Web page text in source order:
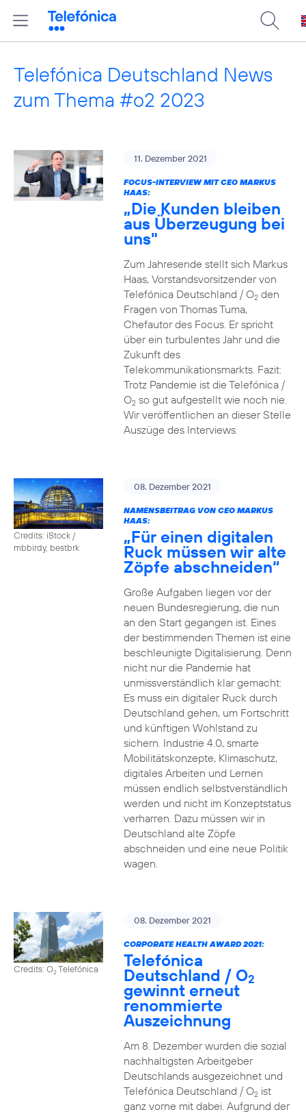
Telefónica Deutschland News
zum Thema #o2 2023
11. Dezember 2021
FOCUS-INTERVIEW MIT CEO MARKUS
HAAS:
„Die Kunden bleiben
aus Überzeugung bei
uns"
Zum Jahresende stellt sich Markus
Haas, Vorstandsvorsitzender von
Telefónica Deutschland / O2den
Fragen von Thomas Tuma,
Chefautor des Focus. Er spricht
über ein turbulentes Jahr und die
Zukunft des
Telekommunikationsmarkts. Fazit:
Trotz Pandemie ist die Telefónica /
O2so gut aufgestellt wie noch nie.
Wir veröffentlichen an dieser Stelle
Auszüge des Interviews.
Credits: iStock /
mbbirdy, bestbrk
08. Dezember 2021
NAMENSBEITRAG VON CEO MARKUS
HAAS:
„Für einen digitalen
Ruck müssen wir alte
Zöpfe abschneiden“
Große Aufgaben liegen vor der
neuen Bundesregierung, die nun
an den Start gegangen ist. Eines
der bestimmenden Themen ist eine
beschleunigte Digitalisierung. Denn
nicht nur die Pandemie hat
unmissverständlich klar gemacht:
Es muss ein digitaler Ruck durch
Deutschland gehen, um Fortschritt
und künftigen Wohlstand zu
sichern. Industrie 4.0, smarte
Mobilitätskonzepte, Klimaschutz,
digitales Arbeiten und Lernen
müssen endlich selbstverständlich
werden und nicht im Konzeptstatus
verharren. Dazu müssen wir in
Deutschland alte Zöpfe
abschneiden und eine neue Politik
wagen.
Credits: O2Telefónica
08. Dezember 2021
CORPORATE HEALTH AWARD 2021:
Telefónica
Deutschland / O2
gewinnt erneut
renommierte
Auszeichnung
Am 8. Dezember wurden die sozial
nachhaltigsten Arbeitgeber
Deutschlands ausgezeichnet und
Telefónica Deutschland / O2ist
ganz vorne mit dabei. Aufgrund der